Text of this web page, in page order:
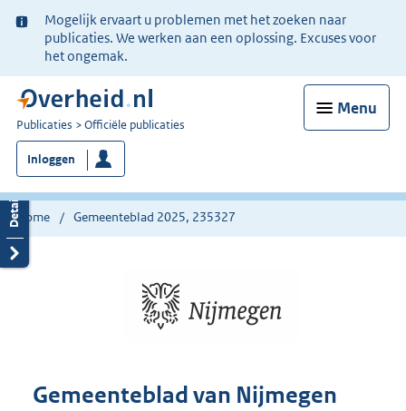
Ter
informatie:
Mogelijk ervaart u problemen met het zoeken naar
publicaties. We werken aan een oplossing. Excuses voor
het ongemak.
Menu
U
bent
nu
hier:
Publicaties Officiële publicaties
Inloggen
Home Gemeenteblad 2025, 235327
Gemeenteblad van Nijmegen